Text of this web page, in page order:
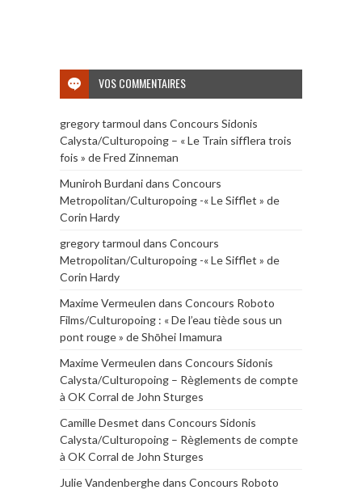
VOS COMMENTAIRES
gregory tarmoul dans Concours Sidonis
Calysta/Culturopoing – « Le Train sifflera trois
fois » de Fred Zinneman
Muniroh Burdanidans Concours
Metropolitan/Culturopoing -« Le Sifflet » de
Corin Hardy
gregory tarmoul dans Concours
Metropolitan/Culturopoing -« Le Sifflet » de
Corin Hardy
Maxime Vermeulen dans Concours Roboto
Films/Culturopoing : « De l’eau tiède sous un
pont rouge » de Shōhei Imamura
Maxime Vermeulen dans Concours Sidonis
Calysta/Culturopoing – Règlements de compte
à OK Corral de John Sturges
Camille Desmet dans Concours Sidonis
Calysta/Culturopoing – Règlements de compte
à OK Corral de John Sturges
Julie Vandenberghedans Concours Roboto